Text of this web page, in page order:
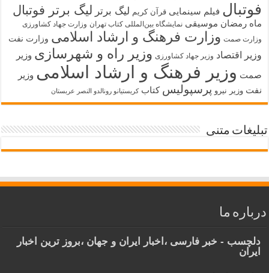
فوتبال فیلم سینمایی قرآن کریم لیگ برتر لیگ برتر فوتبال
ماه رمضان موسیقی نمایشگاه بین‌المللی کتاب تهران وزارت جهاد کشاورزی
وزارت صمت وزارت فرهنگ و ارشاد اسلامی وزارت نفت
وزیر اقتصاد وزیر جهاد کشاورزی وزیر راه و شهرسازی وزیر
صمت وزیر فرهنگ و ارشاد اسلامی وزیر
نفت وزیر نیرو پرسپولیس کتاب کریستیانو رونالدو النصر عربستان
تبلیغات متنی
درباره ما
دلچسب - خبر فارسی ،اخبار ایران و جهان ،بروز ترین اخبار
ایران